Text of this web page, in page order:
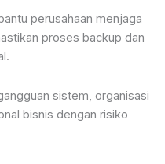
perusahaan menjaga
proses backup dan
sistem, organisasi
bisnis dengan risiko